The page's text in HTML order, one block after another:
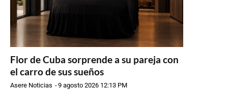
Flor de Cuba sorprende a su pareja con
el carro de sus sueños
Asere Noticias -9 agosto 2026 12:13 PM